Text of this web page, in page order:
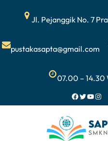
Jl. Pejanggik No. 7
pustakasapta@gmail.com
07.00 – 14.30
Facebook
Twitter